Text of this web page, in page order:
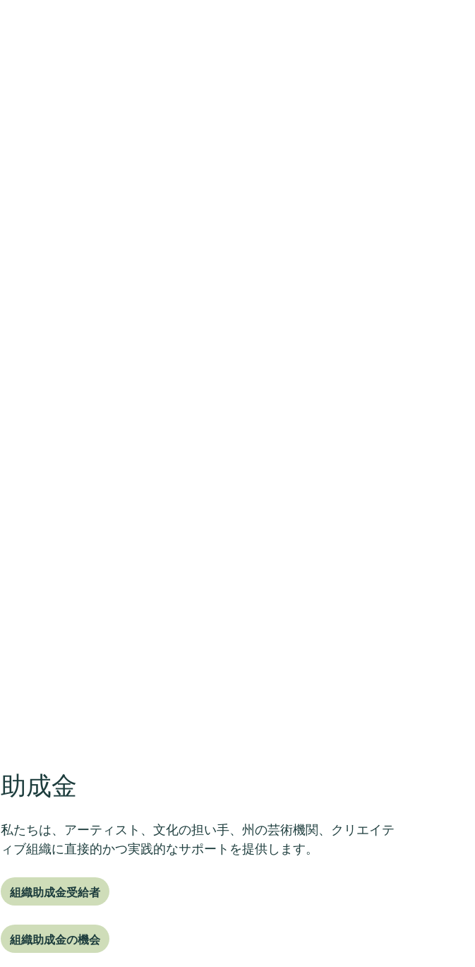
助成金
私たちは、アーティスト、文化の担い手、州の芸術機関、クリエイテ
ィブ組織に直接的かつ実践的なサポートを提供します。
組織助成金受給者
組織助成金の機会